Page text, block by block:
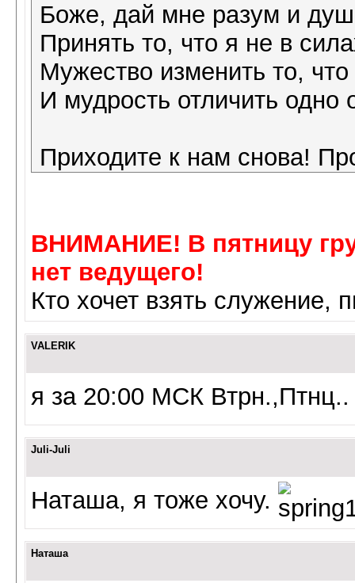
Боже, дай мне разум и
Принять то, что я не в
Мужество изменить то, что
И мудрость отличить одно
Приходите к нам снова!
ВНИМАНИЕ! В пятницу
нет ведущего!
Кто хочет взять
VALERIK
я за 20:00 МСК
Juli-Juli
Наташа, я тоже хочу.
Наташа